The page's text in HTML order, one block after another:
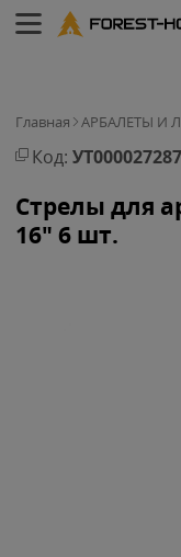
Главная АРБАЛЕТЫ И
Код: УТ000027287
Стрелы для
16" 6 шт.